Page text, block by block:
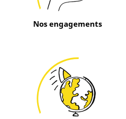
Nos engagements